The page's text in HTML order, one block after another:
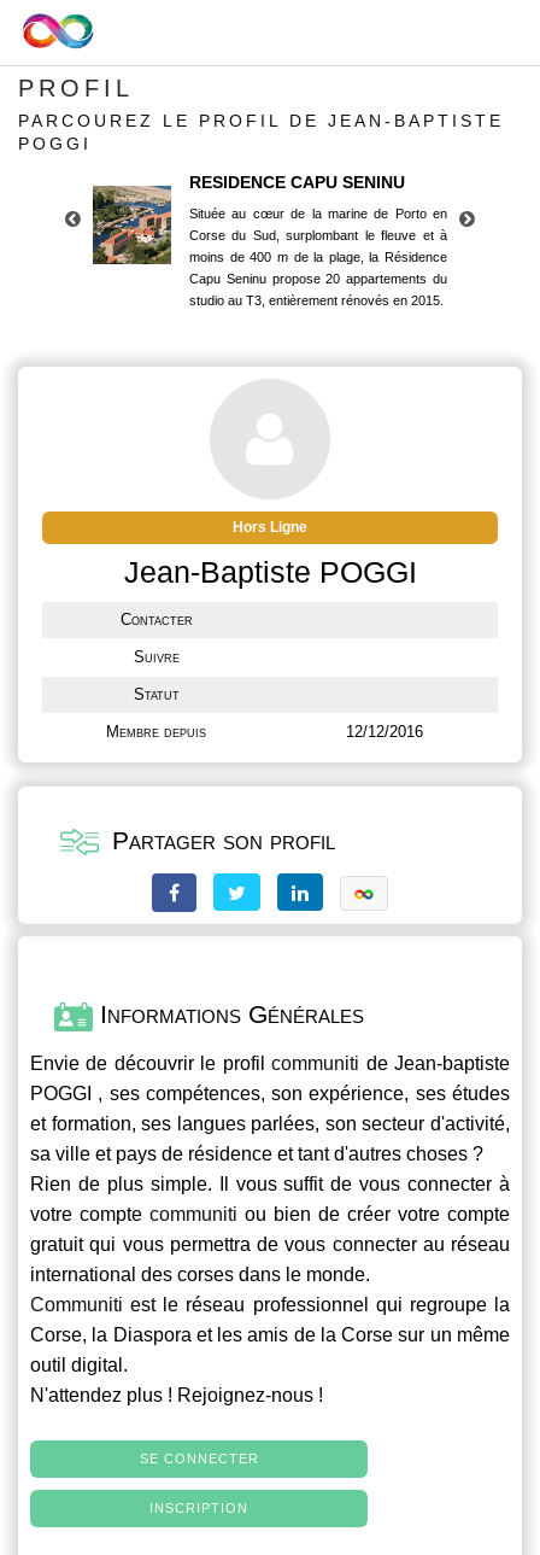
PROFIL
PARCOUREZ LE PROFIL DE JEAN-BAPTISTE
POGGI
RESIDENCE CAPU SENINU
Située au cœur de la marine de Porto en
Corse du Sud, surplombant le fleuve et à
moins de 400 m de la plage, la Résidence
Capu Seninu propose 20 appartements du
studio au T3, entièrement rénovés en 2015.
Corse du Sud, surplombant le fleuve et à
moins de 400 m de la plage, la Résidence
Capu Seninu propose 20 appartements du
studio au T3, entièrement rénovés en 2015.
Hors Ligne
Jean-Baptiste POGGI
Contacter
Suivre
Statut
Membre depuis 12/12/2016
Partager son profil
Informations Générales
Envie de découvrir le profilcommuniti de Jean-baptiste
POGGI , ses compétences, son expérience, ses études
et formation, ses langues parlées, son secteur d'activité,
sa ville et pays de résidence et tant d'autres choses ?
Rien de plus simple. Il vous suffit de vous connecter à
votre compte communiti ou bien de créer votre compte
gratuit qui vous permettra de vous connecter au réseau
international des corses dans le monde.
Communiti est le réseau professionnel qui regroupe la
Corse, la Diaspora et les amis de la Corse sur un même
outil digital.
N'attendez plus ! Rejoignez-nous !
SE CONNECTER
INSCRIPTION